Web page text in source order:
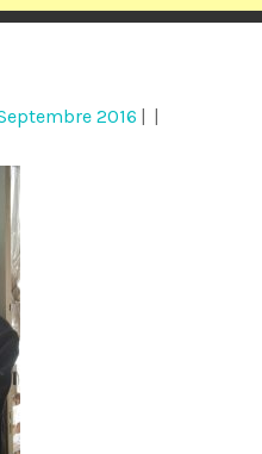
2016